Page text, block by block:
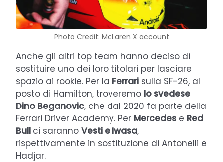
Photo Credit: McLaren X account
Anche gli altri top team hanno deciso di
sostituire uno dei loro titolari per lasciare
spazio ai rookie. Per la Ferrari sulla SF-26, al
posto di Hamilton, troveremo lo svedese
Dino Beganovic, che dal 2020 fa parte della
Ferrari Driver Academy. Per Mercedes e Red
Bull ci saranno Vesti e Iwasa,
rispettivamente in sostituzione di Antonelli e
Hadjar.